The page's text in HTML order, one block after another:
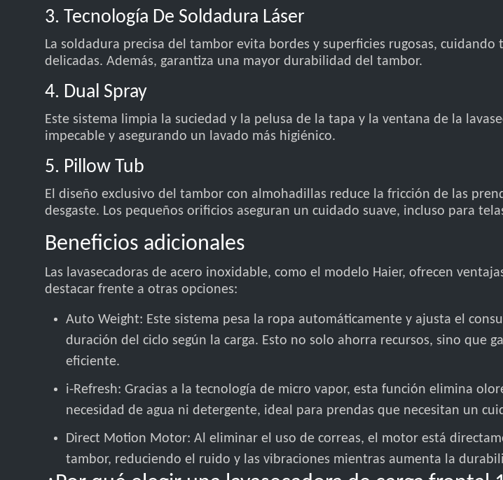
3. Tecnología De Soldadura Láser
La soldadura precisa del tambor evita bordes y superficies rugosas, cuidando
delicadas. Además, garantiza una mayor durabilidad del tambor.
4. Dual Spray
Este sistema limpia la suciedad y la pelusa de la tapa y la ventana de la
impecable y asegurando un lavado más higiénico.
5. Pillow Tub
El diseño exclusivo del tambor con almohadillas reduce la fricción de las
desgaste. Los pequeños orificios aseguran un cuidado suave, incluso para
Beneficios adicionales
Las lavasecadoras de acero inoxidable, como el modelo Haier, ofrecen
destacar frente a otras opciones:
Auto Weight: Este sistema pesa la ropa automáticamente y ajusta el
duración del ciclo según la carga. Esto no solo ahorra recursos, sino que
eficiente.
i-Refresh: Gracias a la tecnología de micro vapor, esta función elimina
necesidad de agua ni detergente, ideal para prendas que necesitan un
Direct Motion Motor: Al eliminar el uso de correas, el motor está
tambor, reduciendo el ruido y las vibraciones mientras aumenta la